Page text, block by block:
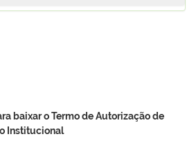
baixar o Termo de Autorização de
Institucional